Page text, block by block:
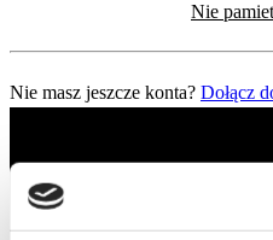
Nie
Nie masz jeszcze konta? Dołącz